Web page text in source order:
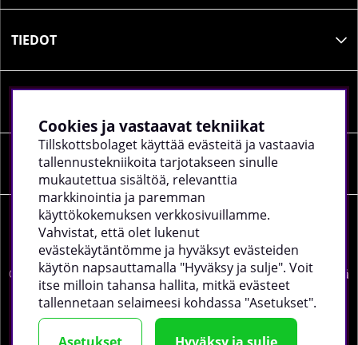
TIEDOT
YRITYKSEN TIEDOT
© 2026 tillskottsbolaget.fi. Käytämme evästeitä -lue lisää
täältä.
Cookies ja vastaavat tekniikat
Tillskottsbolaget käyttää evästeitä ja vastaavia
tallennustekniikoita tarjotakseen sinulle
mukautettua sisältöä, relevanttia
markkinointia ja paremman
käyttökokemuksen verkkosivuillamme.
Vahvistat, että olet lukenut
evästekäytäntömme ja hyväksyt evästeiden
käytön napsauttamalla "Hyväksy ja sulje". Voit
itse milloin tahansa hallita, mitkä evästeet
tallennetaan selaimeesi kohdassa "Asetukset".